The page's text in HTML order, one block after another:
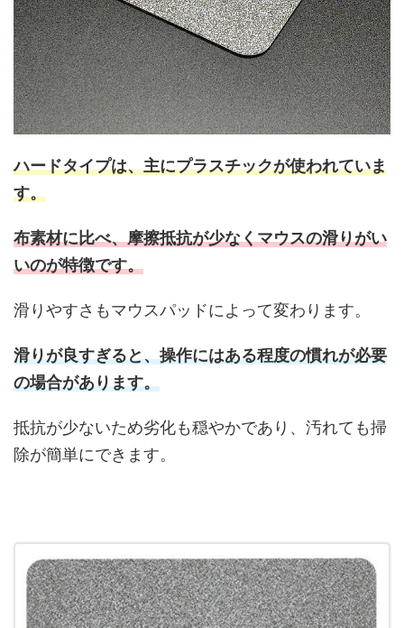
ハードタイプは、主にプラスチックが使われていま
す。
布素材に比べ、摩擦抵抗が少なくマウスの滑りがい
いのが特徴です。
滑りやすさもマウスパッドによって変わります。
滑りが良すぎると、操作にはある程度の慣れが必要
の場合があります。
抵抗が少ないため劣化も穏やかであり、汚れても掃
除が簡単にできます。